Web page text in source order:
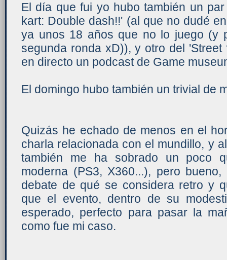
El día que fui yo hubo también un
kart: Double dash!!' (al que no dudé
ya unos 18 años que no lo juego (y
segunda ronda xD)), y otro del 'Street
en directo un podcast de Game
El domingo hubo también un trivial de
Quizás he echado de menos en el
charla relacionada con el mundillo, y
también me ha sobrado un poco
moderna (PS3, X360...), pero
debate de qué se considera retro y
que el evento, dentro de su
esperado, perfecto para pasar la
como fue mi caso.